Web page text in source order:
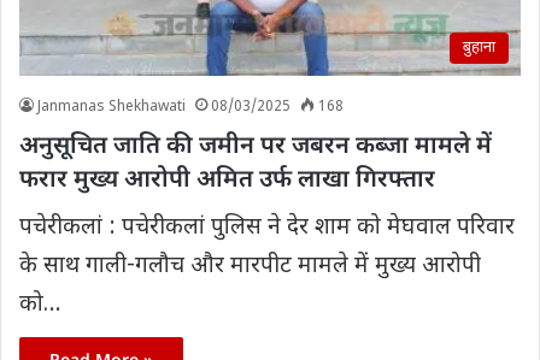
बुहाना
Janmanas Shekhawati 08/03/2025 168
अनुसूचित जाति की जमीन पर जबरन कब्जा मामले में
फरार मुख्य आरोपी अमित उर्फ लाखा गिरफ्तार
पचेरीकलां : पचेरीकलां पुलिस ने देर शाम को मेघवाल परिवार
के साथ गाली-गलौच और मारपीट मामले में मुख्य आरोपी
को…